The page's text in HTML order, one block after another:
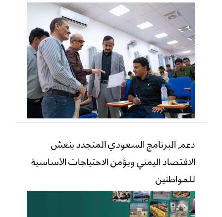
دعم البرنامج السعودي المتجدد ينعش
الاقتصاد اليمني ويؤمن الاحتياجات الأساسية
للمواطنين